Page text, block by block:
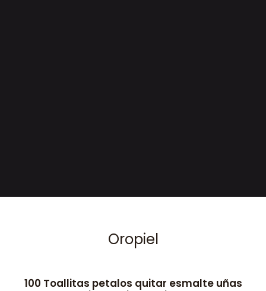
Oropiel
-50% OFF
100 Toallitas petalos quitar esmalte uñas